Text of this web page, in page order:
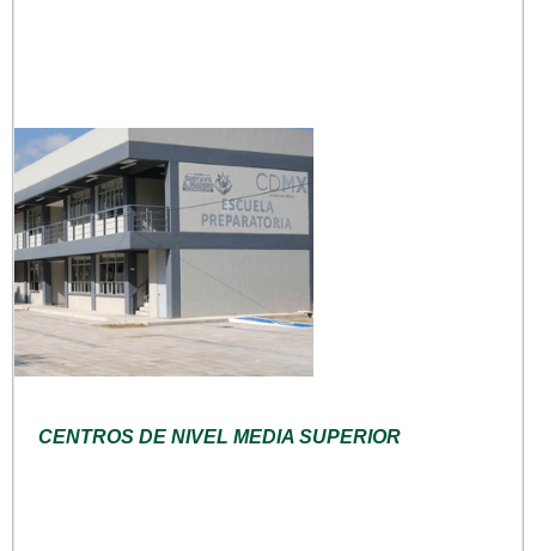
CENTROS DE NIVEL MEDIA SUPERIOR